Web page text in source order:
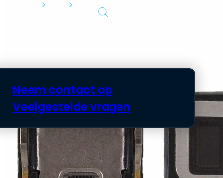
Neem contact op
Veelgestelde vragen
Oorspeaker voor Huawei P20